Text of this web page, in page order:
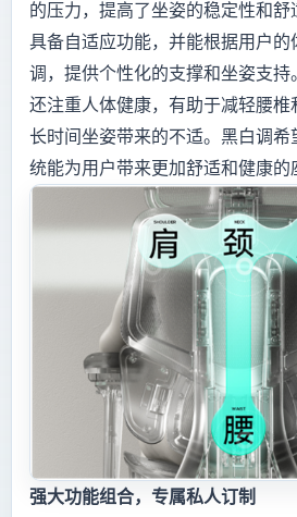
的压力，提高了坐姿的稳定性和
具备自适应功能，并能根据用户的
调，提供个性化的支撑和坐姿支
还注重人体健康，有助于减轻腰椎
长时间坐姿带来的不适。黑白调
统能为用户带来更加舒适和健康的
强大功能组合，专属私人订制